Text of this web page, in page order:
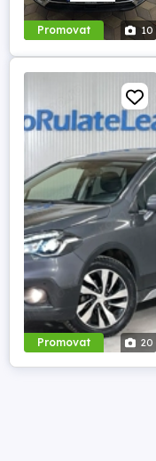
Promovat 10
Promovat 20